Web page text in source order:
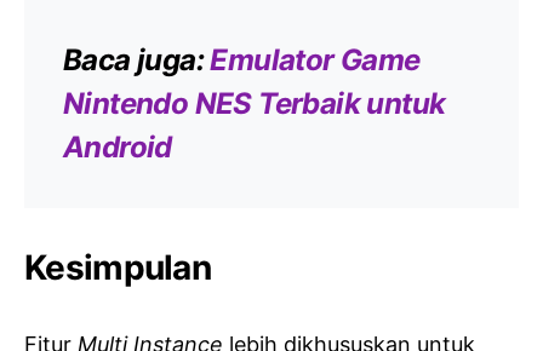
Baca juga:Emulator Game
Nintendo NES Terbaik untuk
Android
Kesimpulan
Fitur Multi Instance lebih dikhususkan untuk